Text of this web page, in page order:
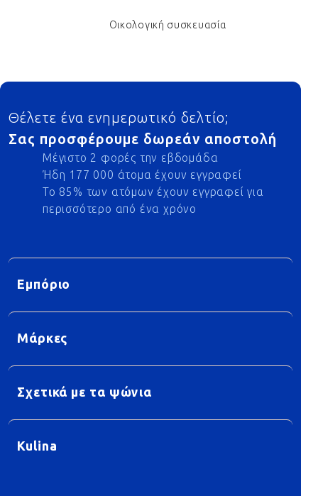
Οικολογική συσκευασία
Footer
Θέλετε ένα ενημερωτικό δελτίο;
Σας προσφέρουμε δωρεάν αποστολή
Μέγιστο 2 φορές την εβδομάδα
Ήδη 177 000 άτομα έχουν εγγραφεί
Το 85% των ατόμων έχουν εγγραφεί για
περισσότερο από ένα χρόνο
Εμπόριο
Μάρκες
Σχετικά με τα ψώνια
Kulina